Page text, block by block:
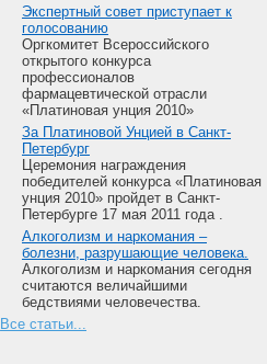
Экспертный совет приступает к
голосованию
Оргкомитет Всероссийского
открытого конкурса
профессионалов
фармацевтической отрасли
«Платиновая унция 2010»
За Платиновой Унцией в Санкт-
Петербург
Церемония награждения
победителей конкурса «Платиновая
унция 2010» пройдет в Санкт-
Петербурге 17 мая 2011 года .
Алкоголизм и наркомания –
болезни, разрушающие человека.
Алкоголизм и наркомания сегодня
считаются величайшими
бедствиями человечества.
Все статьи...